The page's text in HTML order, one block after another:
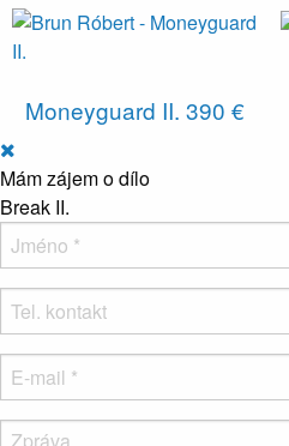
Moneyguard II. 390 €
Mám zájem o dílo
Break II.